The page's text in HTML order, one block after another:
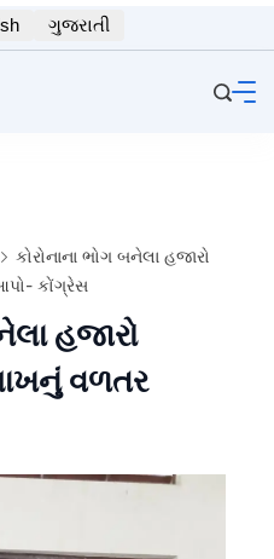
ગુજરાતી
કોરોનાના ભોગ બનેલા હજારો
કોંગ્રેસ
હજારો
વળતર